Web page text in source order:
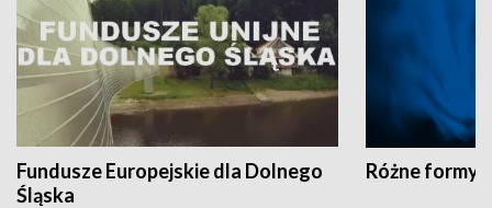
Fundusze Europejskie dla Dolnego
Śląska
Różne formy